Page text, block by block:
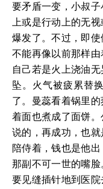
要矛盾一变，小叔
上或是行动上的无
爆发了。不过，即
不能再像以前那样由
自己若是火上浇油
坠。火气被疲累替
了。曼蕊看着锅里
着面也煮成了面饼
说的，再成功，也
陪侍着，钱也是他
那副不可一世的嘴
要见缝插针地到医